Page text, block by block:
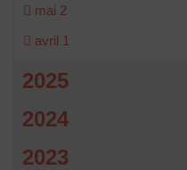
mai 2
avril 1
2025
2024
2023